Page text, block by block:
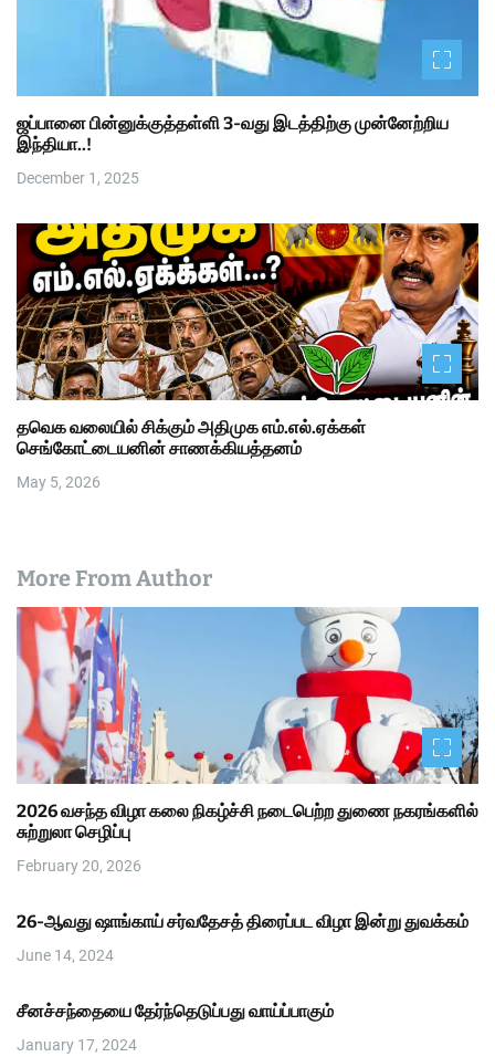
ஜப்பானை பின்னுக்குத்தள்ளி 3-வது இடத்திற்கு முன்னேற்றிய
இந்தியா..!
December 1, 2025
தவெக வலையில் சிக்கும் அதிமுக எம்.எல்.ஏக்கள்
செங்கோட்டையனின் சாணக்கியத்தனம்
May 5, 2026
More From Author
2026 வசந்த விழா கலை நிகழ்ச்சி நடைபெற்ற துணை நகரங்களில்
சுற்றுலா செழிப்பு
February 20, 2026
26-ஆவது ஷாங்காய் சர்வதேசத் திரைப்பட விழா இன்று துவக்கம்
June 14, 2024
சீனச்சந்தையை தேர்ந்தெடுப்பது வாய்ப்பாகும்
January 17, 2024